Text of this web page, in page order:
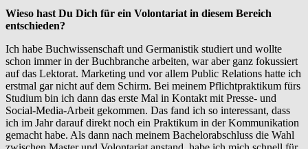
Wieso hast Du Dich für ein Volontariat in diesem Bereich
entschieden?
Ich habe Buchwissenschaft und Germanistik studiert und wollte
schon immer in der Buchbranche arbeiten, war aber ganz fokussiert
auf das Lektorat. Marketing und vor allem Public Relations hatte ich
erstmal gar nicht auf dem Schirm. Bei meinem Pflichtpraktikum fürs
Studium bin ich dann das erste Mal in Kontakt mit Presse- und
Social-Media-Arbeit gekommen. Das fand ich so interessant, dass
ich im Jahr darauf direkt noch ein Praktikum in der Kommunikation
gemacht habe. Als dann nach meinem Bachelorabschluss die Wahl